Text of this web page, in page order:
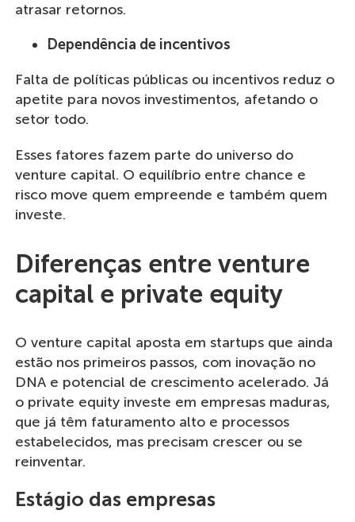
atrasar retornos.
Dependência de incentivos
Falta de políticas públicas ou incentivos reduz o
apetite para novos investimentos, afetando o
setor todo.
Esses fatores fazem parte do universo do
venture capital. O equilíbrio entre chance e
risco move quem empreende e também quem
investe.
Diferenças entre venture
capital e private equity
O venture capital aposta em startups que ainda
estão nos primeiros passos, com inovação no
DNA e potencial de crescimento acelerado. Já
o private equity investe em empresas maduras,
que já têm faturamento alto e processos
estabelecidos, mas precisam crescer ou se
reinventar.
Estágio das empresas